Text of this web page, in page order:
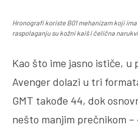
Hronografi koriste B01 mehanizam koji ima
raspolaganju su kožni kaiš i čelična
Kao što ime jasno ističe, u
Avenger dolazi u tri
GMT takođe 44, dok
nešto manjim prečnikom –